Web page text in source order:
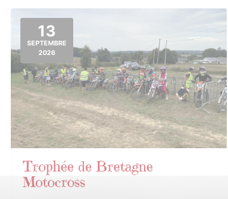
13
SEPTEMBRE
2026
Trophée de Bretagne
Motocross